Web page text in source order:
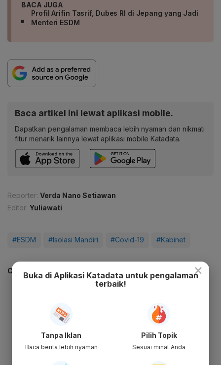
BACA JUGA
Profil Arifin Tasrif, Dubes RI di Jepang yang Jadi
Menteri ESDM
Baca artikel ini lewat aplikasi mobile.
Dapatkan pengalaman membaca lebih nyaman dan nikmati
fitur menarik lainnya lewat aplikasi mobile Katadata.
Reporter: Verda Nano Setiawan
Editor: Yuliawati
#ESDM #Isolasi Mandiri #Covid-19 #Kabinet
CEK JUGA DATA INI ×
Buka di Aplikasi Katadata untuk pengalaman
terbaik!
Tanpa Iklan
Baca berita lebih nyaman
Pilih Topik
Sesuai minat Anda